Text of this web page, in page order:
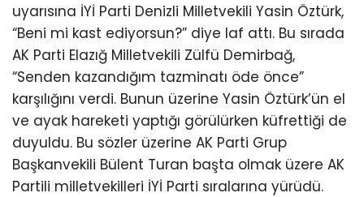
uyarısına İYİ Parti Denizli Milletvekili Yasin Öztürk,
“Beni mi kast ediyorsun?” diye laf attı. Bu sırada
AK Parti Elazığ Milletvekili Zülfü Demirbağ,
“Senden kazandığım tazminatı öde önce”
karşılığını verdi. Bunun üzerine Yasin Öztürk’ün el
ve ayak hareketi yaptığı görülürken küfrettiği de
duyuldu. Bu sözler üzerine AK Parti Grup
Başkanvekili Bülent Turan başta olmak üzere AK
Partili milletvekilleri İYİ Parti sıralarına yürüdü.